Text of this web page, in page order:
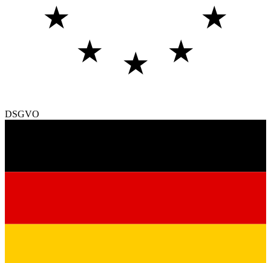
★
★
★
★
★
DSGVO